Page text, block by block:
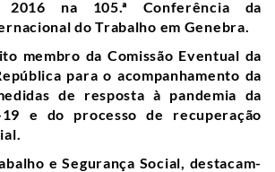
2016 na 105.ª Conferência da
do Trabalho em Genebra.
membro da Comissão Eventual da
para o acompanhamento da
de resposta à pandemia da
19 e do processo de recuperação
e Segurança Social, destacam-